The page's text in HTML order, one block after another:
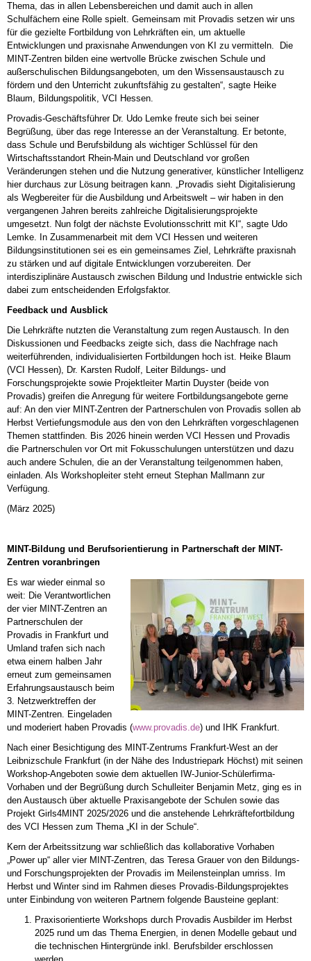
Thema, das in allen Lebensbereichen und damit auch in allen
Schulfächern eine Rolle spielt. Gemeinsam mit Provadis setzen wir uns
für die gezielte Fortbildung von Lehrkräften ein, um aktuelle
Entwicklungen und praxisnahe Anwendungen von KI zu vermitteln. Die
MINT-Zentren bilden eine wertvolle Brücke zwischen Schule und
außerschulischen Bildungsangeboten, um den Wissensaustausch zu
fördern und den Unterricht zukunftsfähig zu gestalten“, sagte Heike
Blaum, Bildungspolitik, VCI Hessen.
Provadis-Geschäftsführer Dr. Udo Lemke freute sich bei seiner
Begrüßung, über das rege Interesse an der Veranstaltung. Er betonte,
dass Schule und Berufsbildung als wichtiger Schlüssel für den
Wirtschaftsstandort Rhein-Main und Deutschland vor großen
Veränderungen stehen und die Nutzung generativer, künstlicher Intelligenz
hier durchaus zur Lösung beitragen kann. „Provadis sieht Digitalisierung
als Wegbereiter für die Ausbildung und Arbeitswelt – wir haben in den
vergangenen Jahren bereits zahlreiche Digitalisierungsprojekte
umgesetzt. Nun folgt der nächste Evolutionsschritt mit KI“, sagte Udo
Lemke. In Zusammenarbeit mit dem VCI Hessen und weiteren
Bildungsinstitutionen sei es ein gemeinsames Ziel, Lehrkräfte praxisnah
zu stärken und auf digitale Entwicklungen vorzubereiten. Der
interdisziplinäre Austausch zwischen Bildung und Industrie entwickle sich
dabei zum entscheidenden Erfolgsfaktor.
Feedback und Ausblick
Die Lehrkräfte nutzten die Veranstaltung zum regen Austausch. In den
Diskussionen und Feedbacks zeigte sich, dass die Nachfrage nach
weiterführenden, individualisierten Fortbildungen hoch ist. Heike Blaum
(VCI Hessen), Dr. Karsten Rudolf, Leiter Bildungs- und
Forschungsprojekte sowie Projektleiter Martin Duyster (beide von
Provadis) greifen die Anregung für weitere Fortbildungsangebote gerne
auf: An den vier MINT-Zentren der Partnerschulen von Provadis sollen ab
Herbst Vertiefungsmodule aus den von den Lehrkräften vorgeschlagenen
Themen stattfinden. Bis 2026 hinein werden VCI Hessen und Provadis
die Partnerschulen vor Ort mit Fokusschulungen unterstützen und dazu
auch andere Schulen, die an der Veranstaltung teilgenommen haben,
einladen. Als Workshopleiter steht erneut Stephan Mallmann zur
Verfügung.
(März 2025)
MINT-Bildung und Berufsorientierung in Partnerschaft der MINT-
Zentren voranbringen
Es war wieder einmal so
weit: Die Verantwortlichen
der vier MINT-Zentren an
Partnerschulen der
Provadis in Frankfurt und
Umland trafen sich nach
etwa einem halben Jahr
erneut zum gemeinsamen
Erfahrungsaustausch beim
3. Netzwerktreffen der
MINT-Zentren. Eingeladen
und moderiert haben Provadis (www.provadis.de) und IHK Frankfurt.
Nach einer Besichtigung des MINT-Zentrums Frankfurt-West an der
Leibnizschule Frankfurt (in der Nähe des Industriepark Höchst) mit seinen
Workshop-Angeboten sowie dem aktuellen IW-Junior-Schülerfirma-
Vorhaben und der Begrüßung durch Schulleiter Benjamin Metz, ging es in
den Austausch über aktuelle Praxisangebote der Schulen sowie das
Projekt Girls4MINT 2025/2026 und die anstehende Lehrkräftefortbildung
des VCI Hessen zum Thema „KI in der Schule“.
Kern der Arbeitssitzung war schließlich das kollaborative Vorhaben
„Power up“ aller vier MINT-Zentren, das Teresa Grauer von den Bildungs-
und Forschungsprojekten der Provadis im Meilensteinplan umriss. Im
Herbst und Winter sind im Rahmen dieses Provadis-Bildungsprojektes
unter Einbindung von weiteren Partnern folgende Bausteine geplant:
Praxisorientierte Workshops durch Provadis Ausbilder im Herbst
2025 rund um das Thema Energien, in denen Modelle gebaut und
die technischen Hintergründe inkl. Berufsbilder erschlossen